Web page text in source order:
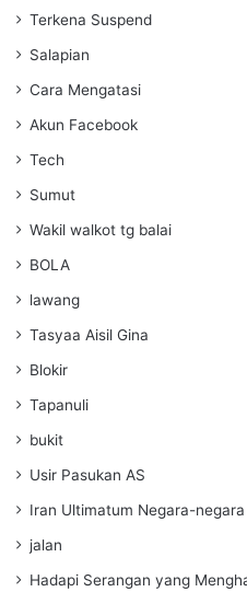
Terkena Suspend
Salapian
Cara Mengatasi
Akun Facebook
Tech
Sumut
Wakil walkot tg balai
BOLA
lawang
Tasyaa Aisil Gina
Blokir
Tapanuli
bukit
Usir Pasukan AS
Iran Ultimatum Negara-
jalan
Hadapi Serangan yang